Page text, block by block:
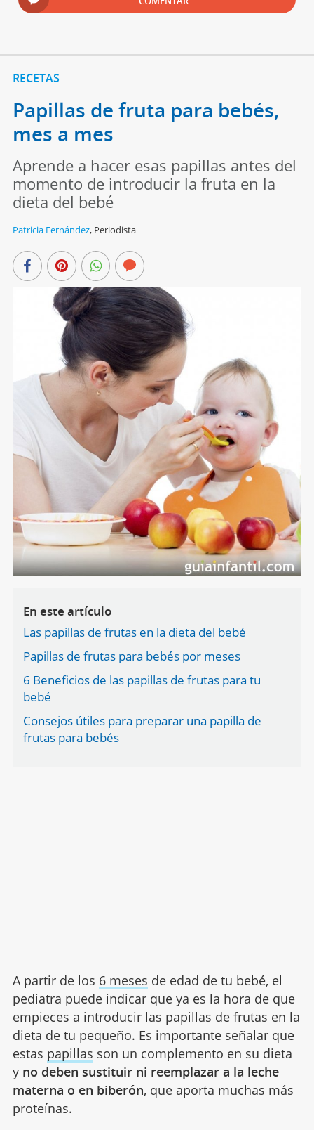
RECETAS
Papillas de fruta para bebés,
mes a mes
Aprende a hacer esas papillas antes del
momento de introducir la fruta en la
dieta del bebé
Patricia Fernández, Periodista
En este artículo
Las papillas de frutas en la dieta del bebé
Papillas de frutas para bebés por meses
6 Beneficios de las papillas de frutas para tu
bebé
Consejos útiles para preparar una papilla de
frutas para bebés
A partir de los 6 meses de edad de tu bebé, el
pediatra puede indicar que ya es la hora de que
empieces a introducir las papillas de frutas en la
dieta de tu pequeño. Es importante señalar que
estas papillas son un complemento en su dieta
y no deben sustituir ni reemplazar a la leche
materna o en biberón, que aporta muchas más
proteínas.